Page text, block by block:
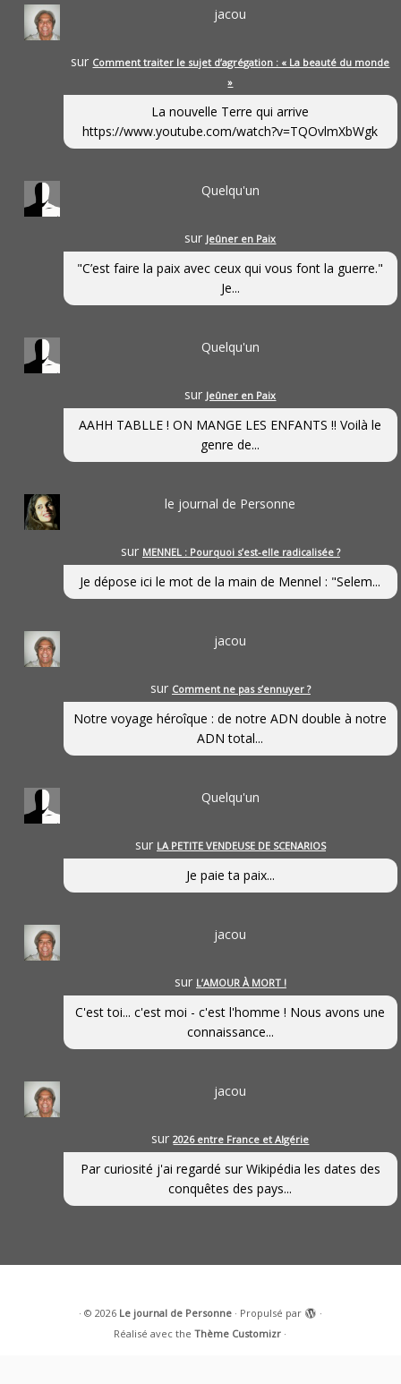
jacou
sur Comment traiter le sujet d’agrégation : « La beauté du monde
»
La nouvelle Terre qui arrive
https://www.youtube.com/watch?v=TQOvlmXbWgk
Quelqu'un
sur Jeûner en Paix
"C’est faire la paix avec ceux qui vous font la guerre."
Je...
Quelqu'un
sur Jeûner en Paix
AAHH TABLLE ! ON MANGE LES ENFANTS !! Voilà le
genre de...
le journal de Personne
sur MENNEL : Pourquoi s’est-elle radicalisée ?
Je dépose ici le mot de la main de Mennel : "Selem...
jacou
sur Comment ne pas s’ennuyer ?
Notre voyage héroîque : de notre ADN double à notre
ADN total...
Quelqu'un
sur LA PETITE VENDEUSE DE SCENARIOS
Je paie ta paix...
jacou
sur L’AMOUR À MORT !
C'est toi... c'est moi - c'est l'homme ! Nous avons une
connaissance...
jacou
sur2026 entre France et Algérie
Par curiosité j'ai regardé sur Wikipédia les dates des
conquêtes des pays...
· © 2026 Le journal de Personne· Propulsé par
·
Réalisé avec theThème Customizr ·